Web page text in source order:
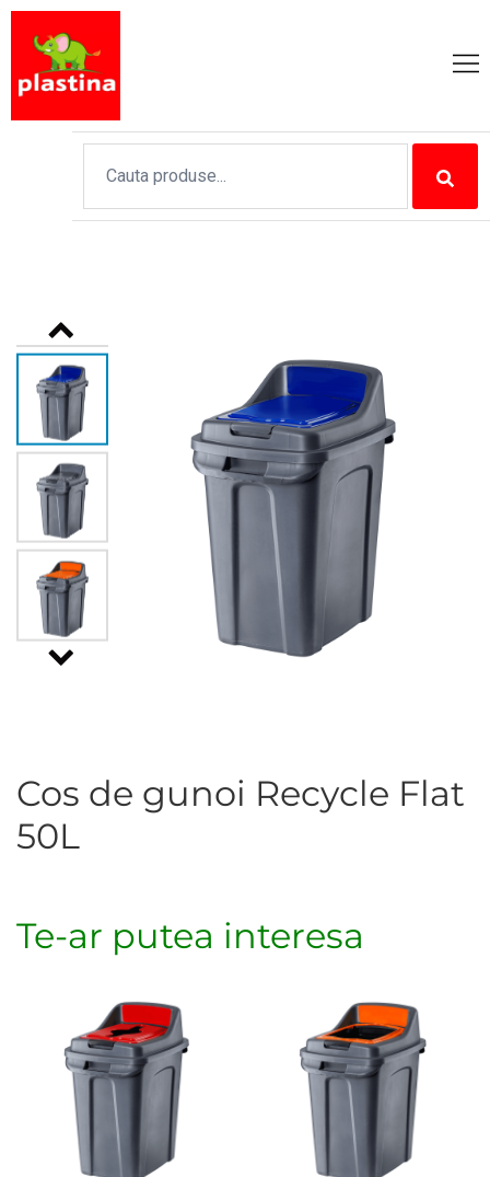
Cos de gunoi Recycle Flat
50L
Te-ar putea interesa